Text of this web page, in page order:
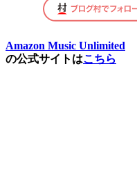
Amazon Music Unlimited
の公式サイトはこちら